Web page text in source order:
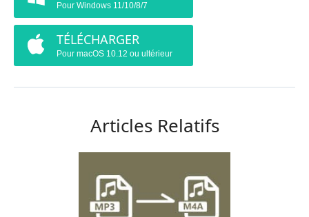
Pour Windows 11/10/8/7
TÉLÉCHARGER
Pour macOS 10.12 ou ultérieur
Articles Relatifs